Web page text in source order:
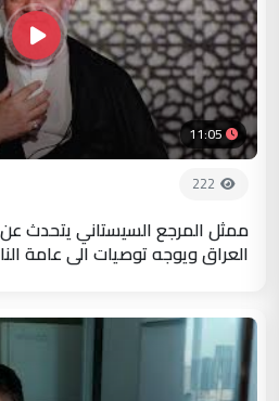
11:05
222
ممثل المرجع السيستاني يتحدث
العراق ويوجه توصيات الى عامة